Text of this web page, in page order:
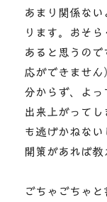
あまり関係な
ります。おそ
あると思うの
応ができませ
分からず、よ
出来上がって
も逃げかねな
開策があれば教
ごちゃごちゃ